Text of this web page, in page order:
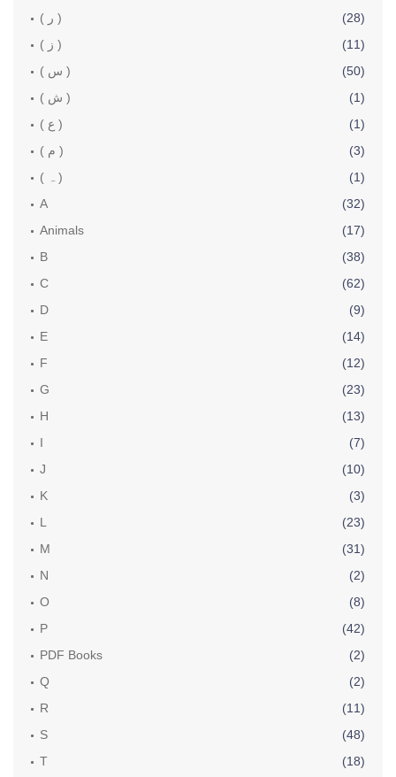
( ر )
(28)
( ز )
(11)
( س )
(50)
( ش )
(1)
( ع )
(1)
( م )
(3)
( ہ )
(1)
A
(32)
Animals
(17)
B
(38)
C
(62)
D
(9)
E
(14)
F
(12)
G
(23)
H
(13)
I
(7)
J
(10)
K
(3)
L
(23)
M
(31)
N
(2)
O
(8)
P
(42)
PDF Books
(2)
Q
(2)
R
(11)
S
(48)
T
(18)